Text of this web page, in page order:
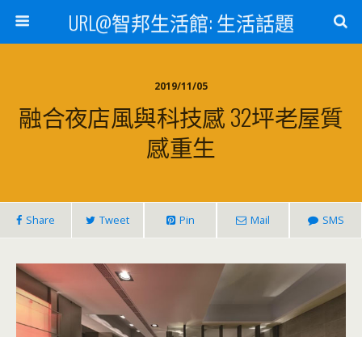
URL@智邦生活館: 生活話題
2019/11/05
融合夜店風與科技感 32坪老屋質
感重生
Share Tweet Pin Mail SMS